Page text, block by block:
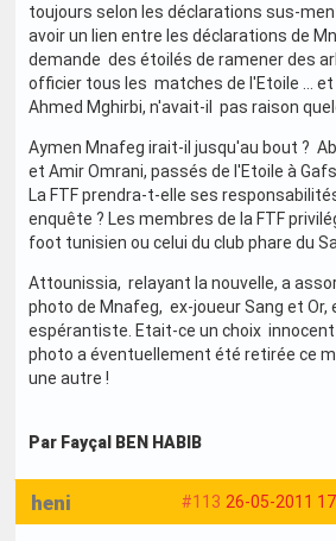
toujours selon les déclarations sus-
avoir un lien entre les déclarations de
demande des étoilés de ramener des
officier tous les matches de l'Etoile … et
Ahmed Mghirbi, n'avait-il pas raison
Aymen Mnafeg irait-il jusqu'au bout ?
et Amir Omrani, passés de l'Etoile à
La FTF prendra-t-elle ses
enquête ? Les membres de la FTF
foot tunisien ou celui du club phare du
Attounissia, relayant la nouvelle, a
photo de Mnafeg, ex-joueur Sang et Or,
espérantiste. Etait-ce un choix innocent
photo a éventuellement été retirée ce
une autre !
Par Fayçal BEN HABIB
#113 26-05-2011
heni